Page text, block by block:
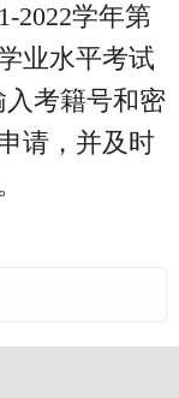
2022学年第
业水平考试
考籍号和密
请，并及时